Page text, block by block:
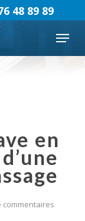
Menu
48 89 89
en
commentaires